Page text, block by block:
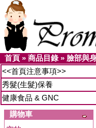
首頁 » 商品目錄» 臉部與
<<首頁注意事項>>
秀髮(生髮)保養
健康食品 & GNC
購物車